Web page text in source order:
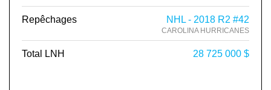
Repêchages NHL - 2018 R2 #42
CAROLINA HURRICANES
Total LNH 28 725 000 $